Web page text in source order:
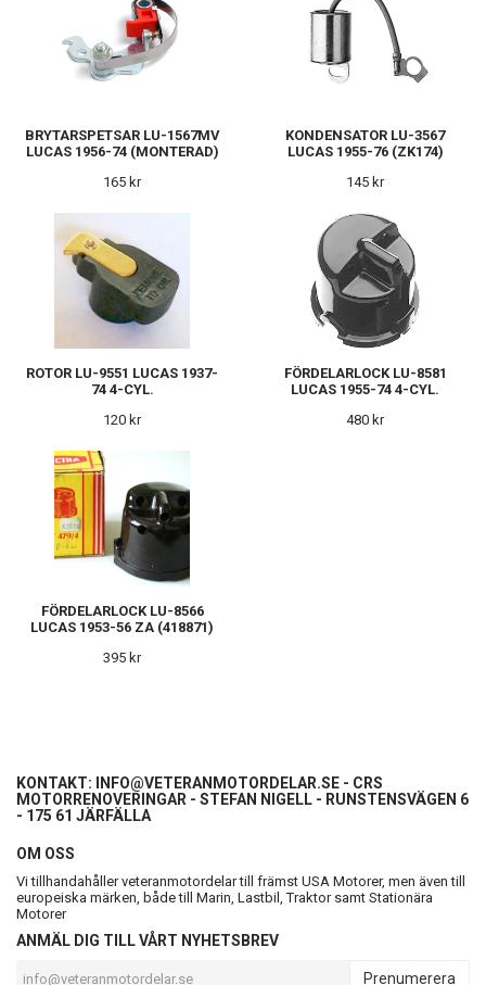
BRYTARSPETSAR LU-1567MV
LUCAS 1956-74 (MONTERAD)
165 kr
KONDENSATOR LU-3567
LUCAS 1955-76 (ZK174)
145 kr
ROTOR LU-9551 LUCAS 1937-
74 4-CYL.
120 kr
FÖRDELARLOCK LU-8581
LUCAS 1955-74 4-CYL.
480 kr
FÖRDELARLOCK LU-8566
LUCAS 1953-56 ZA (418871)
395 kr
KONTAKT: INFO@VETERANMOTORDELAR.SE - CRS
MOTORRENOVERINGAR - STEFAN NIGELL - RUNSTENSVÄGEN 6
- 175 61 JÄRFÄLLA
OM OSS
Vi tillhandahåller veteranmotordelar till främst USA Motorer, men även till
europeiska märken, både till Marin, Lastbil, Traktor samt Stationära
Motorer
ANMÄL DIG TILL VÅRT NYHETSBREV
Prenumerera